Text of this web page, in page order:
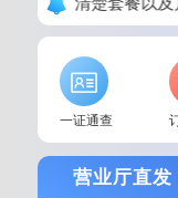
一证通查
营业厅直发